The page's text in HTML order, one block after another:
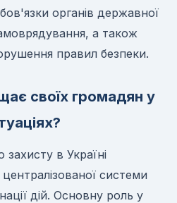
органів державної
а також
правил безпеки.
своїх громадян у
захисту в Україні
системи
дій. Основну роль у